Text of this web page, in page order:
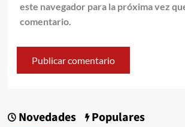
este navegador para la próxima vez
comentario.
Novedades Populares